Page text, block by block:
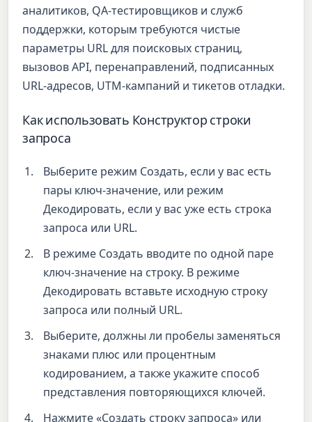
аналитиков, QA-тестировщиков и служб
поддержки, которым требуются чистые
параметры URL для поисковых страниц,
вызовов API, перенаправлений, подписанных
URL-адресов, UTM-кампаний и тикетов отладки.
Как использовать Конструктор строки
запроса
Выберите режим Создать, если у вас есть
пары ключ-значение, или режим
Декодировать, если у вас уже есть строка
запроса или URL.
В режиме Создать вводите по одной паре
ключ-значение на строку. В режиме
Декодировать вставьте исходную строку
запроса или полный URL.
Выберите, должны ли пробелы заменяться
знаками плюс или процентным
кодированием, а также укажите способ
представления повторяющихся ключей.
Нажмите «Создать строку запроса» или